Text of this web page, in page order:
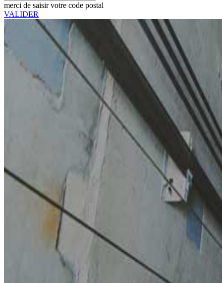
merci de saisir votre code postal
VALIDER